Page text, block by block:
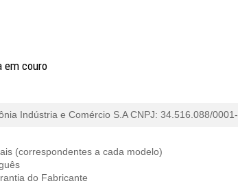
em couro
Indústria e Comércio S.A CNPJ: 34.516.088/
(correspondentes a cada modelo)
do Fabricante